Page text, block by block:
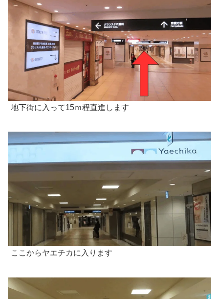
地下街に入って15ｍ程直進します
ここからヤエチカに入ります